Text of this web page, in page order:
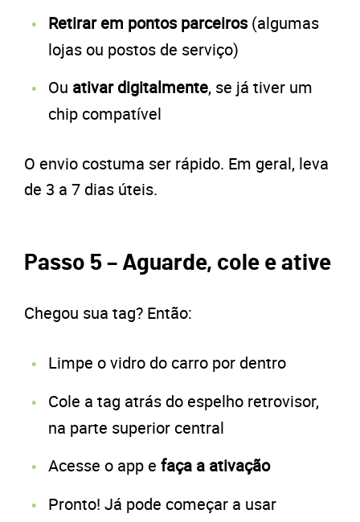
Retirar em pontos parceiros(algumas
lojas ou postos de serviço)
Ou ativar digitalmente, se já tiver um
chip compatível
O envio costuma ser rápido. Em geral, leva
de 3 a 7 dias úteis.
Passo 5 – Aguarde, cole e ative
Chegou sua tag? Então:
Limpe o vidro do carro por dentro
Cole a tag atrás do espelho retrovisor,
na parte superior central
Acesse o app e faça a ativação
Pronto! Já pode começar a usar